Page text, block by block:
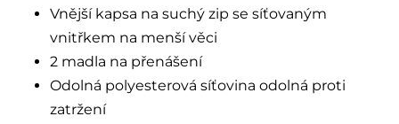
Vnější kapsa na suchý zip se síťovaným
vnitřkem na menší věci
2 madla na přenášení
Odolná polyesterová síťovina odolná proti
zatržení